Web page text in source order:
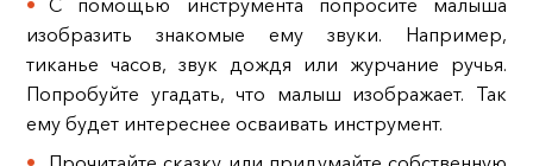
изобразить знакомые ему звуки. Например,
тиканье часов, звук дождя или журчание ручья.
Попробуйте угадать, что малыш изображает. Так
ему будет интереснее осваивать инструмент.